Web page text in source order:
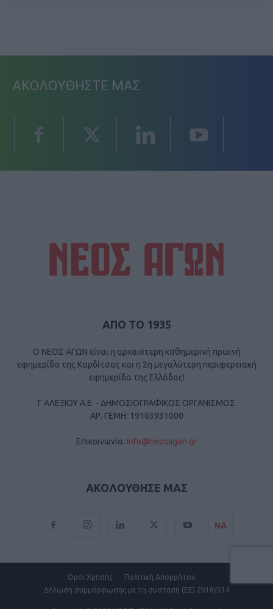
ΑΚΟΛΟΥΘΗΣΤΕ ΜΑΣ
ΑΠΟ ΤΟ 1935
Ο ΝΕΟΣ ΑΓΩΝ είναι η αρχαιότερη καθημερινή πρωινή
εφημερίδα της Καρδίτσας και η 2η μεγαλύτερη περιφερειακή
εφημερίδα της Ελλάδας!
Γ ΑΛΕΞΙΟΥ Α.Ε. - ΔΗΜΟΣΙΟΓΡΑΦΙΚΟΣ ΟΡΓΑΝΙΣΜΟΣ
ΑΡ. ΓΕΜΗ: 19103931000
Επικοινωνία: info@neosagon.gr
ΑΚΟΛΟΥΘΗΣΕ ΜΑΣ
ΝΑ
Όροι Χρήσης
Πολιτική Απορρήτου
Δήλωση συμμόρφωσης με τη σύσταση (ΕΕ) 2018/334